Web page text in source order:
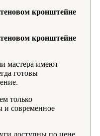
кронштейне
кронштейне
мастера имеют
готовы
только
и современное